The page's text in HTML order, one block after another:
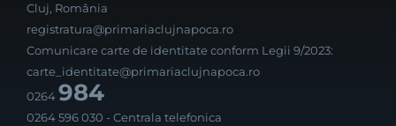
Cluj, România
registratura@primariaclujnapoca.ro
Comunicare carte de identitate conform Legii 9/2023:
carte_identitate@primariaclujnapoca.ro
0264984
0264 596 030 - Centrala telefonica